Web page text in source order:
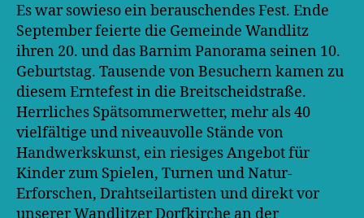
Es war sowieso ein berauschendes Fest. Ende
September feierte die Gemeinde Wandlitz
ihren 20. und das Barnim Panorama seinen 10.
Geburtstag. Tausende von Besuchern kamen zu
diesem Erntefest in die Breitscheidstraße.
Herrliches Spätsommerwetter, mehr als 40
vielfältige und niveauvolle Stände von
Handwerkskunst, ein riesiges Angebot für
Kinder zum Spielen, Turnen und Natur-
Erforschen, Drahtseilartisten und direkt vor
unserer Wandlitzer Dorfkirche an der